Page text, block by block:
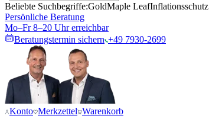
Beliebte Suchbegriffe:GoldMaple LeafInflationsschutz
Persönliche Beratung
Mo–Fr 8–20 Uhr erreichbar
Beratungstermin sichern +49 7930-2699
Konto Merkzettel Warenkorb